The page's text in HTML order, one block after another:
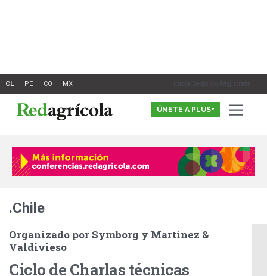
Inicia Sesión o Registrate
ÚNETE A PLUS+
.Chile
Organizado por Symborg y Martínez &
Valdivieso
Ciclo de Charlas técnicas